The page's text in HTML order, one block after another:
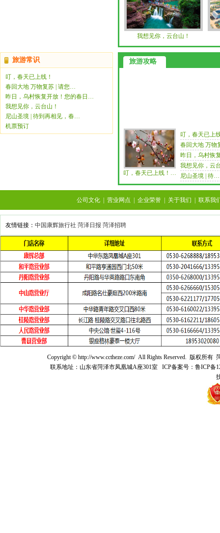
我想见你，云台山！
旅游常识
叮，春天已上线！
春回大地 万物复苏 | 请您…
昨日，乌村恢复开放！您的春日…
我想见你，云台山！
尼山圣境 | 待到再相见，春…
机票预订
旅游攻略
叮，春天已上线！…
叮，春天已上
春回大地 万
昨日，乌村恢
我想见你，云
尼山圣境 | 待…
公司文化 营业网点 企业荣誉 关于我们 联系我
友情链接： 中国康辉旅行社 菏泽日报 菏泽招聘
Copyright © http://www.cctheze.com/ All Rights Reserved. 版权所
联系地址：山东省菏泽市凤凰城A座301室 ICP备案号：鲁ICP备